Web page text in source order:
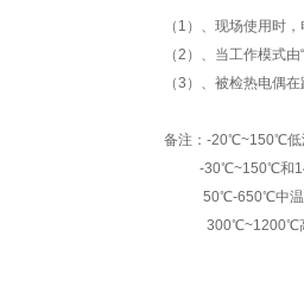
（1）、现场使用时
（2）、当工作模式
（3）、被检热电偶
备注：-20℃~150℃低
-30℃~150℃和
50℃-650℃中温型标
300℃~1200℃高温